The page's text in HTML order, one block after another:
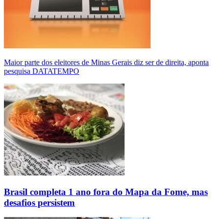
Maior parte dos eleitores de Minas Gerais diz ser de direita, aponta
pesquisa DATATEMPO
Brasil completa 1 ano fora do Mapa da Fome, mas
desafios persistem